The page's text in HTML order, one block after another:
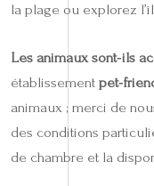
la plage ou explorez
Les animaux sont‑ils
établissement
animaux ; merci de
des conditions
de chambre et la